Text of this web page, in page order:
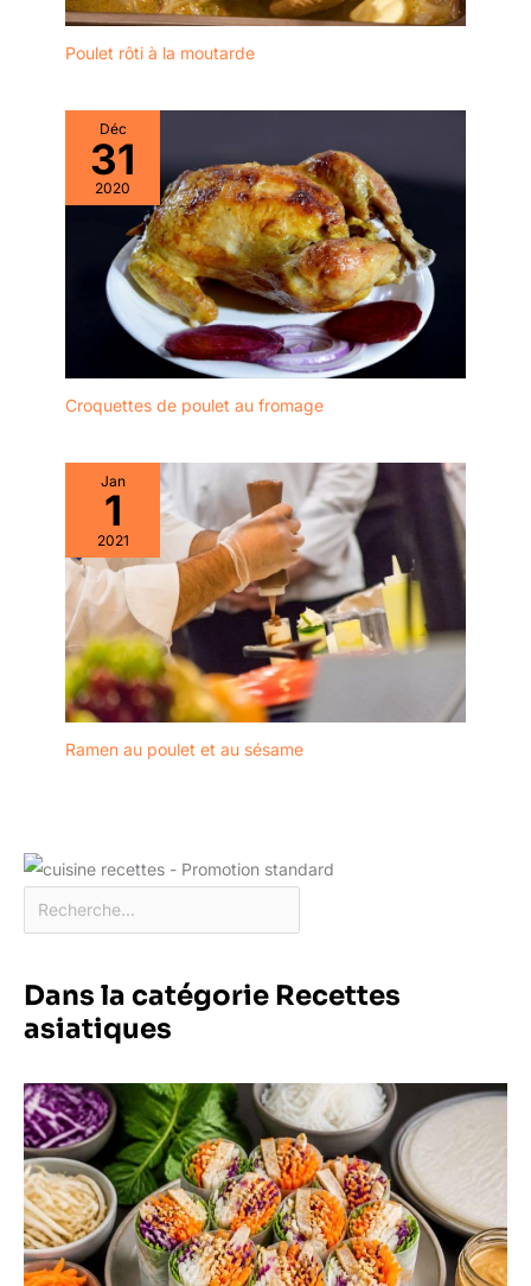
Poulet rôti à la moutarde
Déc
31
2020
Croquettes de poulet au fromage
Jan
1
2021
Ramen au poulet et au sésame
Dans la catégorie Recettes
asiatiques